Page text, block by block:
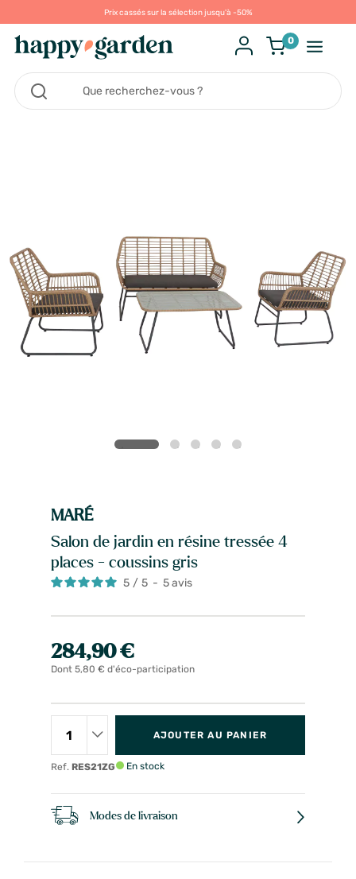
Prix cassés sur la sélection jusqu'à -50%
0
MARÉ
Salon de jardin en résine tressée 4
places - coussins gris
5 / 5 - 5avis
284,90 €
Dont 5,80 € d'éco-participation
Ref. RES21ZG
AJOUTER AU PANIER
En stock
Modes de livraison